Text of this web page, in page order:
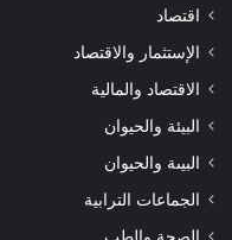
اقتصاد
الإستثمار والاقتصاد
الاقتصاد والمالية
البيئة والحيوان
البيىة والحيوان
الجماعات الترابية